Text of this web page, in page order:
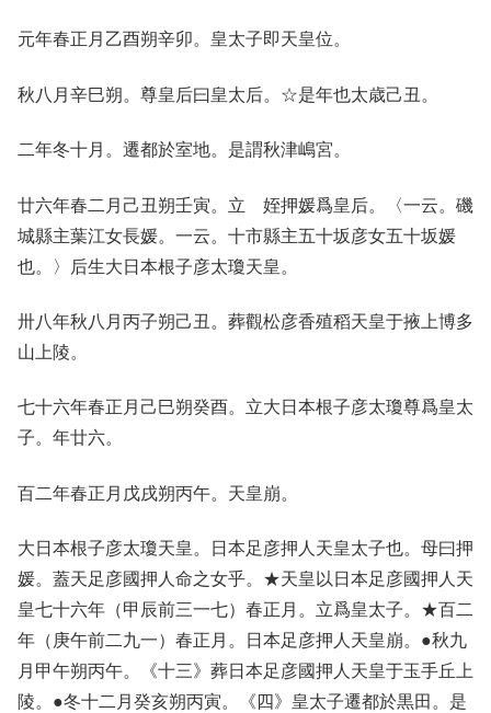
元年春正月乙酉朔辛卯。皇太子即天皇位。
秋八月辛巳朔。尊皇后曰皇太后。☆是年也太歳己丑。
二年冬十月。遷都於室地。是謂秋津嶋宮。
廿六年春二月己丑朔壬寅。立 姪押媛爲皇后。〈一云。磯
城縣主葉江女長媛。一云。十市縣主五十坂彦女五十坂媛
也。〉后生大日本根子彦太瓊天皇。
卅八年秋八月丙子朔己丑。葬觀松彦香殖稻天皇于掖上博多
山上陵。
七十六年春正月己巳朔癸酉。立大日本根子彦太瓊尊爲皇太
子。年廿六。
百二年春正月戊戌朔丙午。天皇崩。
大日本根子彦太瓊天皇。日本足彦押人天皇太子也。母曰押
媛。蓋天足彦國押人命之女乎。★天皇以日本足彦國押人天
皇七十六年（甲辰前三一七）春正月。立爲皇太子。★百二
年（庚午前二九一）春正月。日本足彦押人天皇崩。●秋九
月甲午朔丙午。《十三》葬日本足彦國押人天皇于玉手丘上
陵。●冬十二月癸亥朔丙寅。《四》皇太子遷都於黒田。是